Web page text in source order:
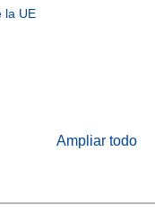
la UE
Ampliar todo